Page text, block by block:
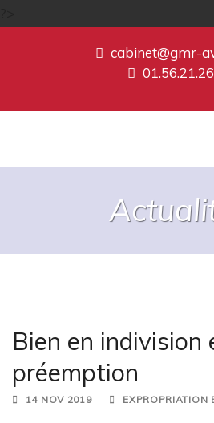
cabinet@gmr-
Bien en indivision
préemption
14 NOV 2019 EXPROPRIATION